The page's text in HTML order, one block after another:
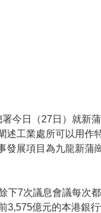
今日（27日）就新
工業處所可以用作
發展項目為九龍新蒲
下7次議息會議每次
3,575億元的本港銀